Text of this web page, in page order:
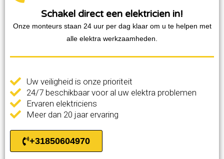
Schakel direct een elektricien in!
Onze monteurs staan 24 uur per dag klaar om u te helpen met
alle elektra werkzaamheden.
Uw veiligheid is onze prioriteit
24/7 beschikbaar voor al uw elektra problemen
Ervaren elektriciens
Meer dan 20 jaar ervaring
+31850604970